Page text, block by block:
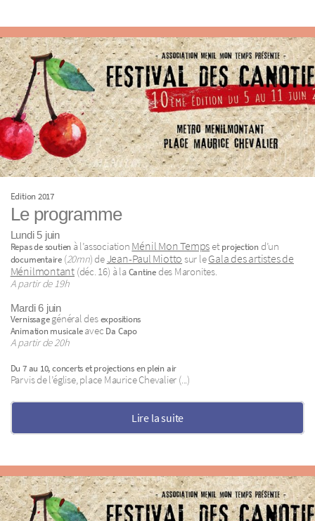
Edition 2017
Le programme
Lundi 5 juin
Repas de soutien à l’association Ménil Mon Tempsetprojection d’un
documentaire (20mn) de Jean-Paul Miotto sur leGala des artistes de
Ménilmontant (déc. 16) à laCantinedes Maronites.
A partir de 19h
Mardi 6 juin
Vernissagegénéral desexpositions
Animation musicaleavec Da Capo
A partir de 20h
Du 7 au 10, concerts et projections en plein air
Parvis de l’église, place Maurice Chevalier (...)
Lire la suite